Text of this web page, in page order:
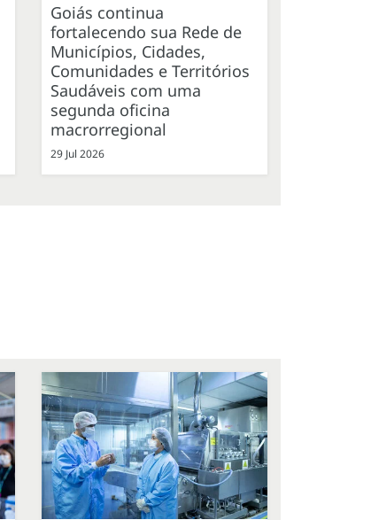
Goiás continua
fortalecendo sua Rede de
Municípios, Cidades,
Comunidades e Territórios
Saudáveis com uma
segunda oficina
macrorregional
29 Jul 2026